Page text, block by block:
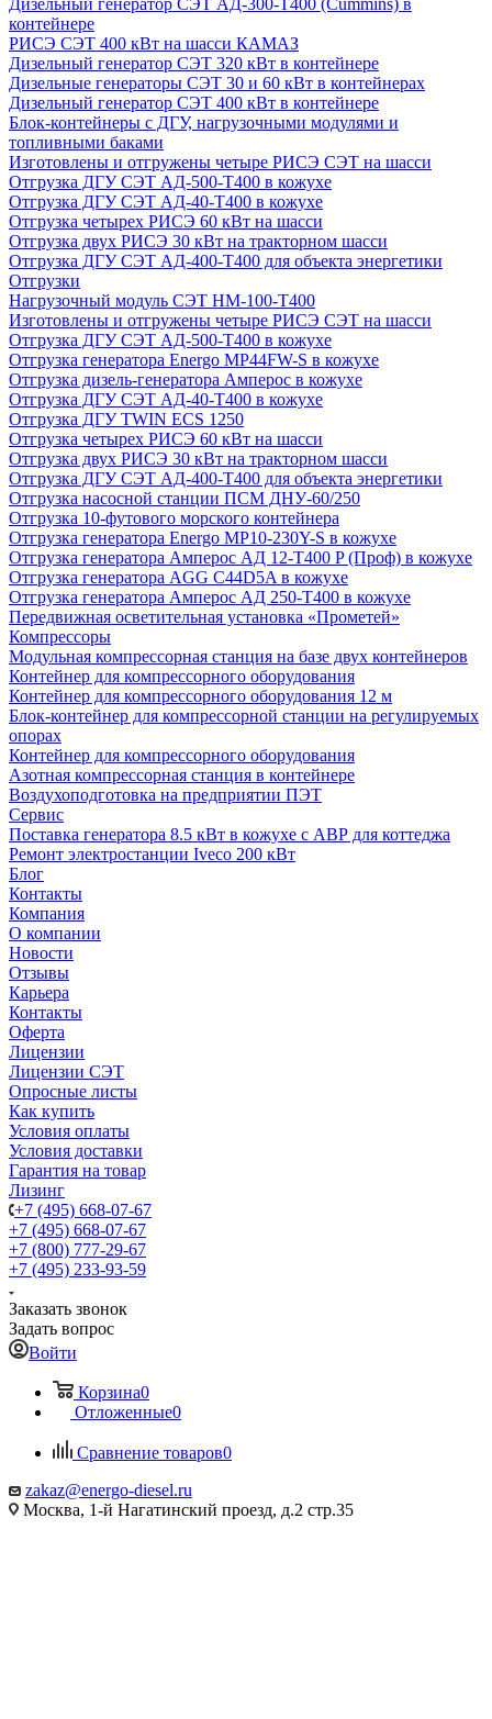
Дизельный генератор СЭТ АД-300-Т400 (Cummins) в
контейнере
РИСЭ СЭТ 400 кВт на шасси КАМАЗ
Дизельный генератор СЭТ 320 кВт в контейнере
Дизельные генераторы СЭТ 30 и 60 кВт в контейнерах
Дизельный генератор СЭТ 400 кВт в контейнере
Блок-контейнеры с ДГУ, нагрузочными модулями и
топливными баками
Изготовлены и отгружены четыре РИСЭ СЭТ на шасси
Отгрузка ДГУ СЭТ АД-500-Т400 в кожухе
Отгрузка ДГУ СЭТ АД-40-Т400 в кожухе
Отгрузка четырех РИСЭ 60 кВт на шасси
Отгрузка двух РИСЭ 30 кВт на тракторном шасси
Отгрузка ДГУ СЭТ АД-400-Т400 для объекта энергетики
Отгрузки
Нагрузочный модуль СЭТ НМ-100-Т400
Изготовлены и отгружены четыре РИСЭ СЭТ на шасси
Отгрузка ДГУ СЭТ АД-500-Т400 в кожухе
Отгрузка генератора Energo MP44FW-S в кожухе
Отгрузка дизель-генератора Амперос в кожухе
Отгрузка ДГУ СЭТ АД-40-Т400 в кожухе
Отгрузка ДГУ TWIN ECS 1250
Отгрузка четырех РИСЭ 60 кВт на шасси
Отгрузка двух РИСЭ 30 кВт на тракторном шасси
Отгрузка ДГУ СЭТ АД-400-Т400 для объекта энергетики
Отгрузка насосной станции ПСМ ДНУ-60/250
Отгрузка 10-футового морского контейнера
Отгрузка генератора Energo MP10-230Y-S в кожухе
Отгрузка генератора Амперос АД 12-Т400 P (Проф) в кожухе
Отгрузка генератора AGG C44D5A в кожухе
Отгрузка генератора Амперос АД 250-Т400 в кожухе
Передвижная осветительная установка «Прометей»
Компрессоры
Модульная компрессорная станция на базе двух контейнеров
Контейнер для компрессорного оборудования
Контейнер для компрессорного оборудования 12 м
Блок-контейнер для компрессорной станции на регулируемых
опорах
Контейнер для компрессорного оборудования
Азотная компрессорная станция в контейнере
Воздухоподготовка на предприятии ПЭТ
Сервис
Поставка генератора 8.5 кВт в кожухе с АВР для коттеджа
Ремонт электростанции Iveco 200 кВт
Блог
Контакты
Компания
О компании
Новости
Отзывы
Карьера
Контакты
Оферта
Лицензии
Лицензии СЭТ
Опросные листы
Как купить
Условия оплаты
Условия доставки
Гарантия на товар
Лизинг
+7 (495) 668-07-67
+7 (495) 668-07-67
+7 (800) 777-29-67
+7 (495) 233-93-59
Заказать звонок
Задать вопрос
Войти
Корзина0
Отложенные0
Сравнение товаров0
zakaz@energo-diesel.ru
Москва, 1-й Нагатинский проезд, д.2 стр.35